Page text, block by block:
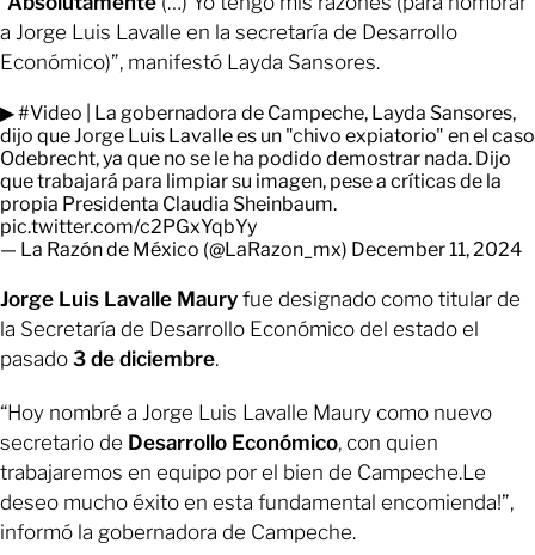
a Jorge Luis Lavalle en la secretaría de Desarrollo
Económico)”, manifestó Layda Sansores.
▶#Video | La gobernadora de Campeche, Layda Sansores,
dijo que Jorge Luis Lavalle es un "chivo expiatorio" en el caso
Odebrecht, ya que no se le ha podido demostrar nada. Dijo
que trabajará para limpiar su imagen, pese a críticas de la
propia Presidenta Claudia Sheinbaum.
pic.twitter.com/c2PGxYqbYy
— La Razón de México (@LaRazon_mx) December 11, 2024
Jorge Luis Lavalle Maury fue designado como titular de
la Secretaría de Desarrollo Económico del estado el
pasado 3 de diciembre.
“Hoy nombré a Jorge Luis Lavalle Maury como nuevo
secretario de Desarrollo Económico, con quien
trabajaremos en equipo por el bien de Campeche.Le
deseo mucho éxito en esta fundamental encomienda!”,
informó la gobernadora de Campeche.